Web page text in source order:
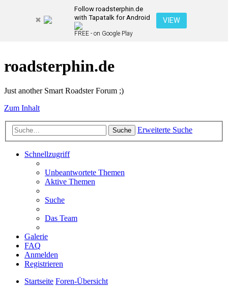
Follow roadsterphin.de
with Tapatalk for Android
FREE - on Google Play
VIEW
roadsterphin.de
Just another Smart Roadster Forum ;)
Zum Inhalt
Suche Erweiterte Suche
Schnellzugriff
Unbeantwortete Themen
Aktive Themen
Suche
Das Team
Galerie
FAQ
Anmelden
Registrieren
Startseite Foren-Übersicht